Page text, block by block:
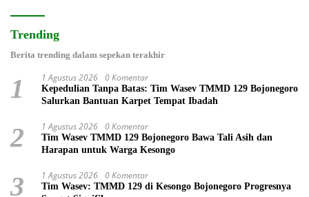
Trending
Berita trending dalam sepekan terakhir
1 1 Agustus 2026 0 Komentar
Kepedulian Tanpa Batas: Tim Wasev TMMD 129 Bojonegoro
Salurkan Bantuan Karpet Tempat Ibadah
2 1 Agustus 2026 0 Komentar
Tim Wasev TMMD 129 Bojonegoro Bawa Tali Asih dan
Harapan untuk Warga Kesongo
3 1 Agustus 2026 0 Komentar
Tim Wasev: TMMD 129 di Kesongo Bojonegoro Progresnya